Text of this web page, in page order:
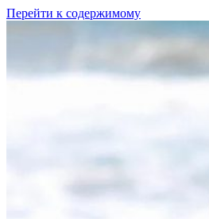
Перейти к содержимому